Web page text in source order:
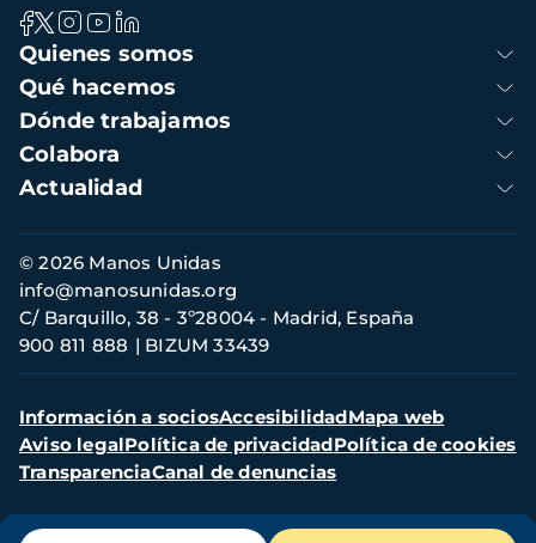
Navegación
principal
Quienes somos
Qué hacemos
Dónde trabajamos
Colabora
Actualidad
Información
de
contacto
© 2026 Manos Unidas
C/ Barquillo, 38 - 3º28004 - Madrid, España
900 811 888
BIZUM 33439
info@manosunidas.org
Menú
secundario
Información a sociosAccesibilidadMapa web
Aviso legalPolítica de privacidadPolítica de cookies
TransparenciaCanal de denuncias